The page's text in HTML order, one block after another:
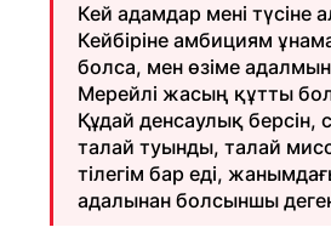
Кей адамдар мені түсіне
Кейбіріне амбициям
болса, мен өзіме
Мерейлі жасың құтты
Құдай денсаулық берсін,
талай туынды, талай
тілегім бар еді,
адалынан болсыншы